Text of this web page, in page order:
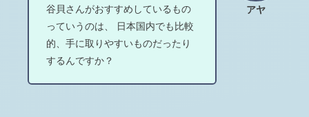
アヤ
谷貝さんがおすすめしているもの
っていうのは、 日本国内でも比較
的、手に取りやすいものだったり
するんですか？